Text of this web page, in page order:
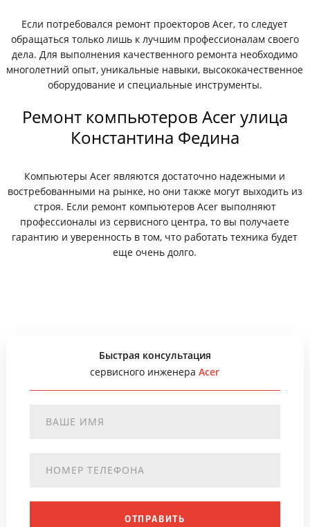
Если потребовался ремонт проекторов Acer, то следует
обращаться только лишь к лучшим профессионалам своего
дела. Для выполнения качественного ремонта необходимо
многолетний опыт, уникальные навыки, высококачественное
оборудование и специальные инструменты.
Ремонт компьютеров Acer улица
Константина Федина
Компьютеры Acer являются достаточно надежными и
востребованными на рынке, но они также могут выходить из
строя. Если ремонт компьютеров Acer выполняют
профессионалы из сервисного центра, то вы получаете
гарантию и уверенность в том, что работать техника будет
еще очень долго.
Быстрая консультация
сервисного инженераAcer
ОТПРАВИТЬ